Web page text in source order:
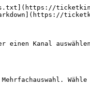
Kanal